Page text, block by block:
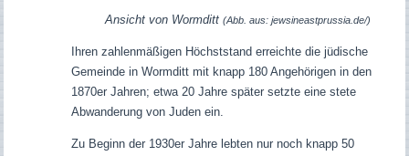
Ansicht von Wormditt (Abb. aus: jewsineastprussia.de/)
Ihren zahlenmäßigen Höchststand erreichte die jüdische
Gemeinde in Wormditt mit knapp 180 Angehörigen in den
1870er Jahren; etwa 20 Jahre später setzte eine stete
Abwanderung von Juden ein.
Zu Beginn der 1930er Jahre lebten nur noch knapp 50